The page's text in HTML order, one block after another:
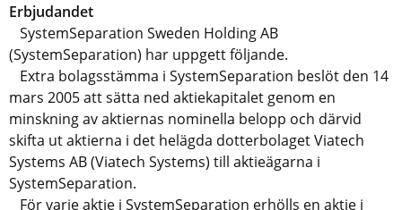
Erbjudandet
SystemSeparation Sweden Holding AB
(SystemSeparation) har uppgett följande.
Extra bolagsstämma i SystemSeparation beslöt den 14
mars 2005 att sätta ned aktiekapitalet genom en
minskning av aktiernas nominella belopp och därvid
skifta ut aktierna i det helägda dotterbolaget Viatech
Systems AB (Viatech Systems) till aktieägarna i
SystemSeparation.
För varje aktie i SystemSeparation erhölls en aktie i